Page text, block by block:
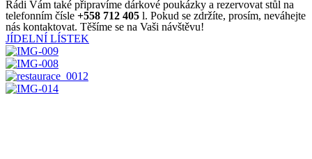
Rádi Vám také připravíme dárkové poukázky a rezervovat stůl na
telefonním čísle +558 712 405 l. Pokud se zdržíte, prosím, neváhejte
nás kontaktovat. Těšíme se na Vaši návštěvu!
JÍDELNÍ LÍSTEK